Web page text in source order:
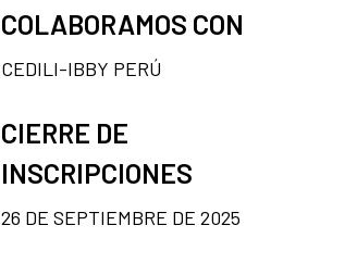
COLABORAMOS CON
CEDILI-IBBY PERÚ
CIERRE DE
INSCRIPCIONES
26 DE SEPTIEMBRE DE 2025